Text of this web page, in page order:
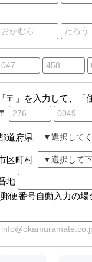
「〒」を入力して、
道府県
区町村
地
便番号自動入力の